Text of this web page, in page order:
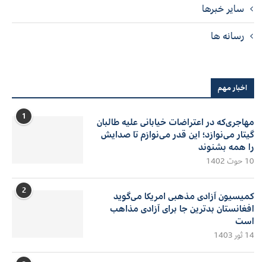
سایر خبرها
رسانه ها
اخبار مهم
1
مهاجری‌که در اعتراضات خیابانی علیه طالبان
گیتار می‌نوازد؛ این قدر می‌نوازم تا صدایش
را همه بشنوند
10 حوت 1402
2
کمیسیون آزادی مذهبی امریکا می‌گوید
افغانستان بدترین جا برای آزادی مذاهب
است
14 ثور 1403